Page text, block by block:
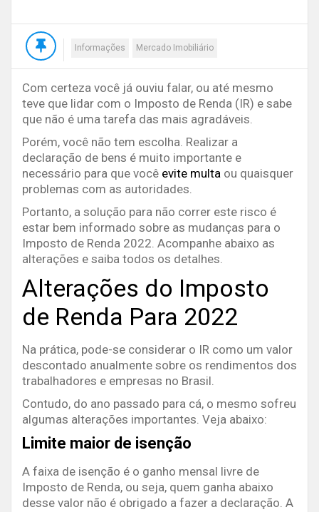
Informações Mercado Imobiliário
Com certeza você já ouviu falar, ou até mesmo
teve que lidar com o Imposto de Renda (IR) e sabe
que não é uma tarefa das mais agradáveis.
Porém, você não tem escolha. Realizar a
declaração de bens é muito importante e
necessário para que você evite multa ou quaisquer
problemas com as autoridades.
Portanto, a solução para não correr este risco é
estar bem informado sobre as mudanças para o
Imposto de Renda 2022. Acompanhe abaixo as
alterações e saiba todos os detalhes.
Alterações do Imposto
de Renda Para 2022
Na prática, pode-se considerar o IR como um valor
descontado anualmente sobre os rendimentos dos
trabalhadores e empresas no Brasil.
Contudo, do ano passado para cá, o mesmo sofreu
algumas alterações importantes. Veja abaixo:
Limite maior de isenção
A faixa de isenção é o ganho mensal livre de
Imposto de Renda, ou seja, quem ganha abaixo
desse valor não é obrigado a fazer a declaração. A